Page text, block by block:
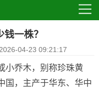
一株？
04-23 09:21:17
小乔木，别称珍珠黄
国，主产于华东、华中